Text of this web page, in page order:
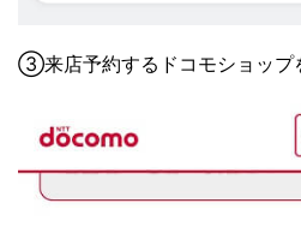
③来店予約するドコモショップ